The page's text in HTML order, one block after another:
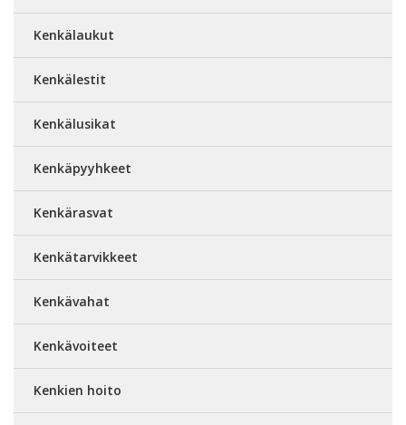
Kenkälaukut
Kenkälestit
Kenkälusikat
Kenkäpyyhkeet
Kenkärasvat
Kenkätarvikkeet
Kenkävahat
Kenkävoiteet
Kenkien hoito